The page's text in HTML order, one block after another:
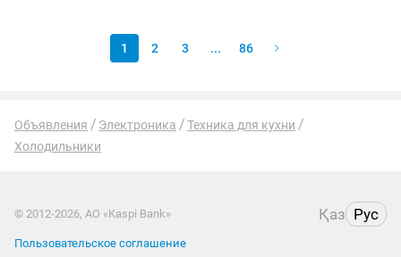
1 2 3 ... 86
Объявления Электроника
Техника для кухни
Холодильники
© 2012-2026, АО «Kaspi Bank» Қаз Рус
Пользовательское соглашение